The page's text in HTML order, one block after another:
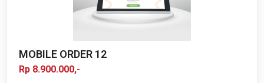
MOBILE ORDER 12
Rp 8.900.000,-